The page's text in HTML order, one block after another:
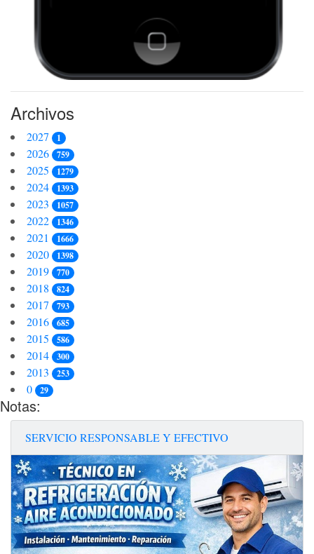
Archivos
2027 1
2026 759
2025 1279
2024 1393
2023 1057
2022 1346
2021 1666
2020 1398
2019 770
2018 824
2017 793
2016 685
2015 586
2014 300
2013 253
0 29
Notas:
SERVICIO RESPONSABLE Y EFECTIVO